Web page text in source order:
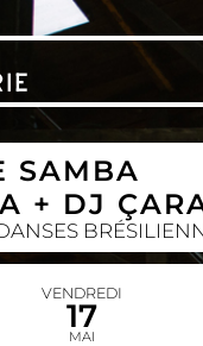
SAMBA
+ DJ
VENDREDI
17
MAI